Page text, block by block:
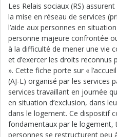
Les Relais sociaux (RS)
la mise en réseau de services
l’aide aux personnes en
personne majeure confrontée
à la difficulté de mener une vie
et d’exercer les droits reconnus
». Cette fiche porte sur «
(AJ-L) organisé par les services
services travaillant en journée
en situation d’exclusion, dans
dans le logement. Ce dispositif
fondamentaux par le logement,
personnes se restructurent peu